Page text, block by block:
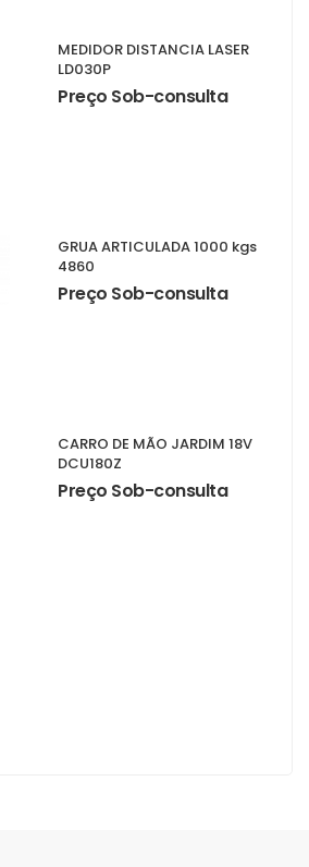
MEDIDOR DISTANCIA LASER
LD030P
Preço Sob-consulta
GRUA ARTICULADA 1000 kgs
4860
Preço Sob-consulta
CARRO DE MÃO JARDIM 18V
DCU180Z
Preço Sob-consulta